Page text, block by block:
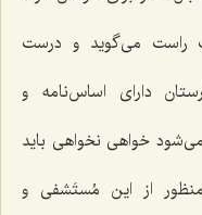
می‌گوید و درست
دارای اساس‌نامه و
خواهی نخواهی باید
از این مُستَشفی و